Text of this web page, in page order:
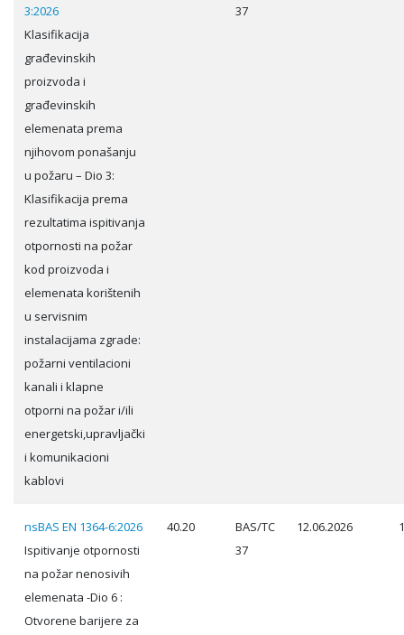
3:2026
Klasifikacija
građevinskih
proizvoda i
građevinskih
elemenata prema
njihovom ponašanju
u požaru – Dio 3:
Klasifikacija prema
rezultatima ispitivanja
otpornosti na požar
kod proizvoda i
elemenata korištenih
u servisnim
instalacijama zgrade:
požarni ventilacioni
kanali i klapne
otporni na požar i/ili
energetski,upravljački
i komunikacioni
kablovi
37
nsBAS EN 1364-6:2026
Ispitivanje otpornosti
na požar nenosivih
elemenata -Dio 6 :
Otvorene barijere za
40.20
BAS/TC
37
12.06.2026